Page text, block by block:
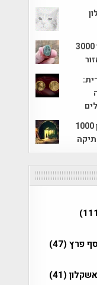
חותם מסוג "חרפושית" בן 3000
חלק מאולם בית חולים בן 1000
פרץ(47)
אשקלון(41)